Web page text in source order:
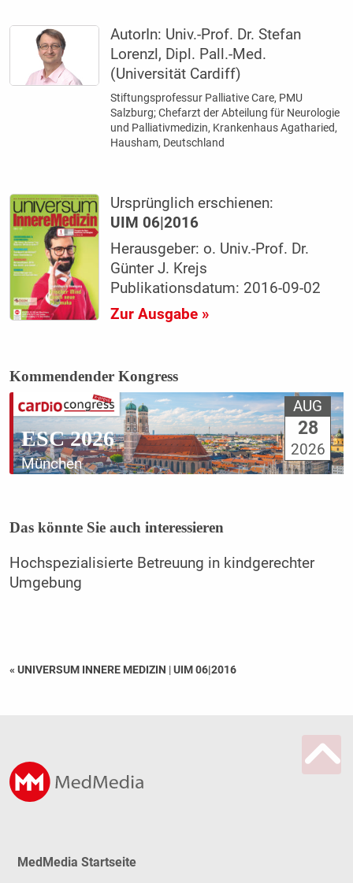
AutorIn: Univ.-Prof. Dr. Stefan
Lorenzl, Dipl. Pall.-Med.
(Universität Cardiff)
Stiftungsprofessur Palliative Care, PMU
Salzburg; Chefarzt der Abteilung für Neurologie
und Palliativmedizin, Krankenhaus Agatharied,
Hausham, Deutschland
Ursprünglich erschienen:
UIM 06|2016
Herausgeber: o. Univ.-Prof. Dr.
Günter J. Krejs
Publikationsdatum: 2016-09-02
Zur Ausgabe »
Kommendender Kongress
ESC 2026
München
AUG
28
2026
Das könnte Sie auch interessieren
Hochspezialisierte Betreuung in kindgerechter
Umgebung
« UNIVERSUM INNERE MEDIZIN |UIM 06|2016
MedMedia Startseite